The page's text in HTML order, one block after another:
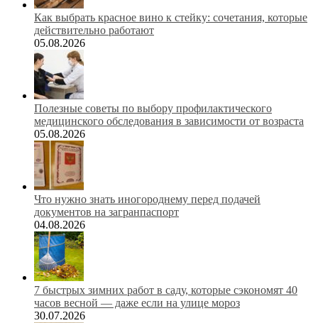
Как выбрать красное вино к стейку: сочетания, которые
действительно работают
05.08.2026
Полезные советы по выбору профилактического
медицинского обследования в зависимости от возраста
05.08.2026
Что нужно знать иногороднему перед подачей
документов на загранпаспорт
04.08.2026
7 быстрых зимних работ в саду, которые сэкономят 40
часов весной — даже если на улице мороз
30.07.2026